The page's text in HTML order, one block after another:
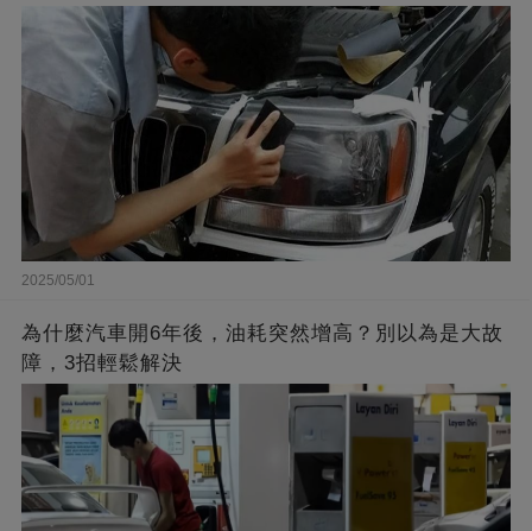
2025/05/01
為什麼汽車開6年後，油耗突然增高？別以為是大故
障，3招輕鬆解決